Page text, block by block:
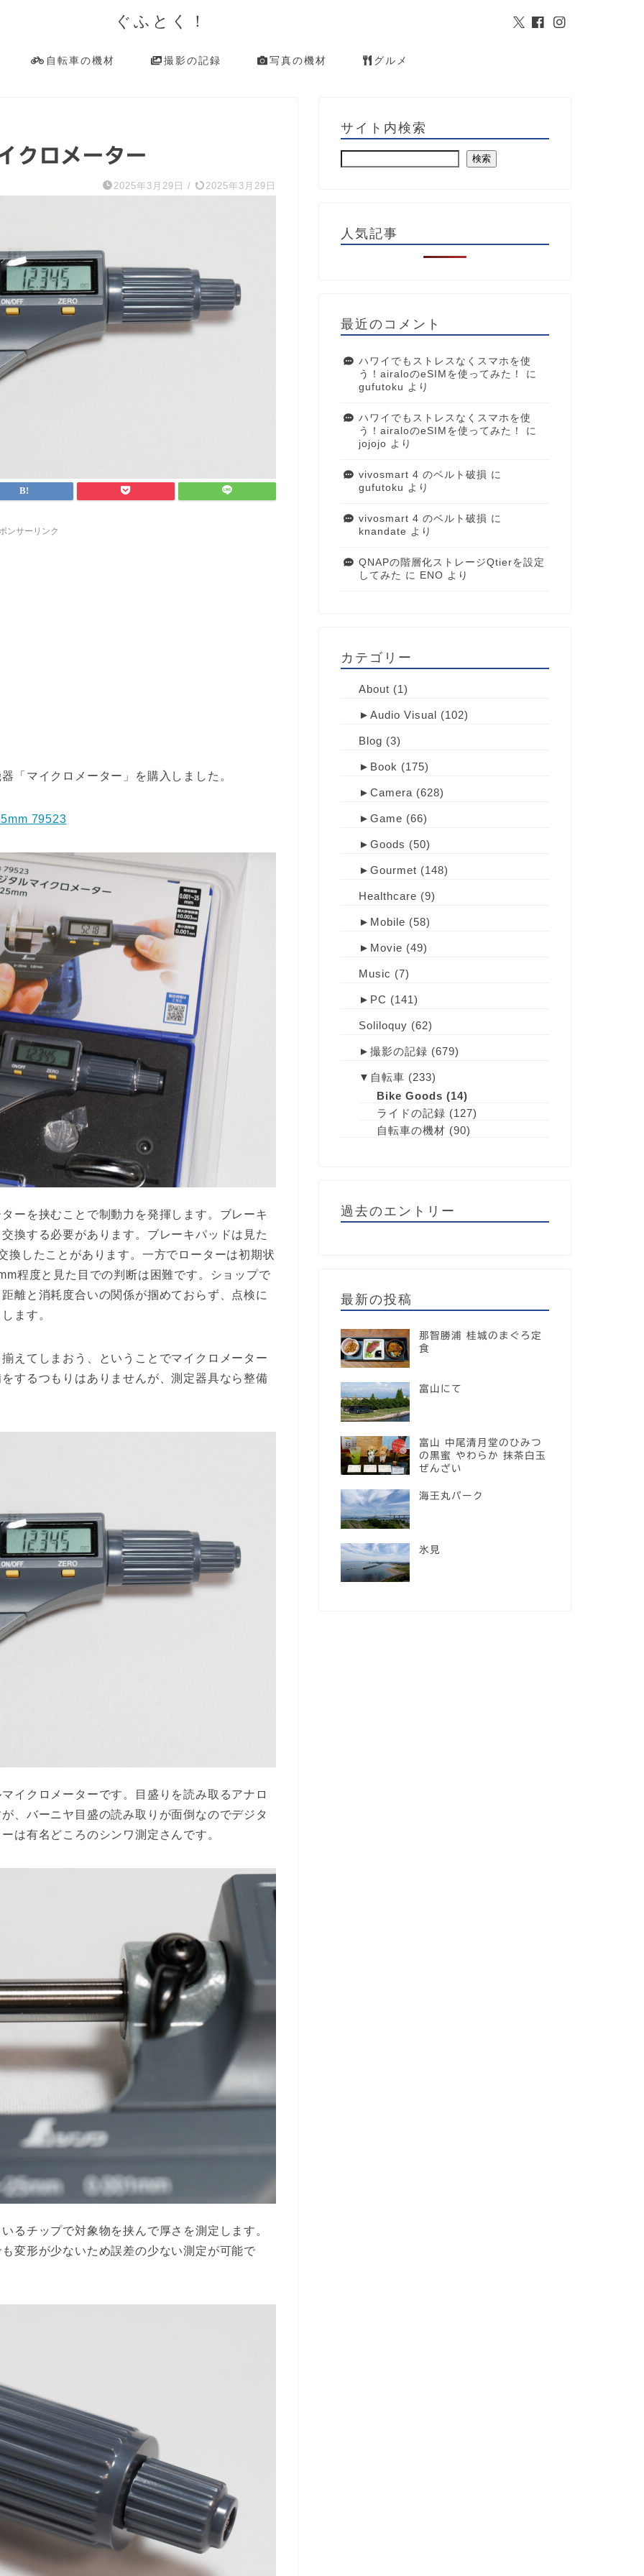
ぐふとく！
自転車の機材 撮影の記録 写真の機材 グルメ
クロメーター
2025年3月29日 / 2025年3月29日
ンサーリンク
「マイクロメーター」を購入しました。
79523
ーを挟むことで制動力を発揮します。ブレーキ
換する必要があります。ブレーキパッドは見た
換したことがあります。一方でローターは初期状
程度と見た目での判断は困難です。ショップで
離と消耗度合いの関係が掴めておらず、点検に
ます。
えてしまおう、ということでマイクロメーター
するつもりはありませんが、測定器具なら整備
イクロメーターです。目盛りを読み取るアナロ
、バーニヤ目盛の読み取りが面倒なのでデジタ
は有名どころのシンワ測定さんです。
るチップで対象物を挟んで厚さを測定します。
変形が少ないため誤差の少ない測定が可能で
サイト内検索
検索
人気記事
最近のコメント
ハワイでもストレスなくスマホを使
う！airaloのeSIMを使ってみた！
に
gufutoku より
ハワイでもストレスなくスマホを使
う！airaloのeSIMを使ってみた！
に
jojojo より
vivosmart 4 のベルト破損 に
gufutoku より
vivosmart 4 のベルト破損 に
knandate より
QNAPの階層化ストレージQtierを設定
してみた に ENO より
カテゴリー
About (1)
► Audio Visual (102)
Blog (3)
► Book (175)
► Camera (628)
► Game (66)
► Goods (50)
► Gourmet (148)
Healthcare (9)
► Mobile (58)
► Movie (49)
Music (7)
► PC (141)
Soliloquy (62)
► 撮影の記録 (679)
▼ 自転車 (233)
Bike Goods (14)
ライドの記録 (127)
自転車の機材 (90)
過去のエントリー
最新の投稿
那智勝浦 桂城のまぐろ定
食
富山にて
富山 中尾清月堂のひみつ
の黒蜜 やわらか 抹茶白玉
ぜんざい
海王丸パーク
氷見